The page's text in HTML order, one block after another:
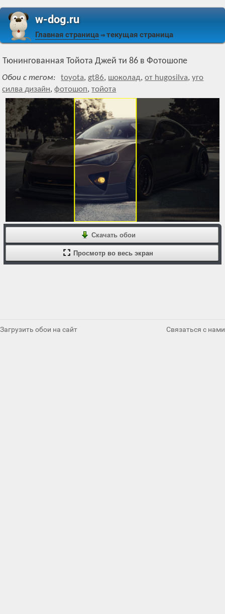
w-dog.ru
Главная страница ⇒ текущая страница
Тюнингованная Тойота Джей ти 86 в Фотошопе
Обои с тегом: toyota, gt86, шоколад,от hugosilva,уго
силва дизайн,фотошоп,тойота
Скачать обои
Просмотр во весь экран
Загрузить обои на сайт Связаться с нами